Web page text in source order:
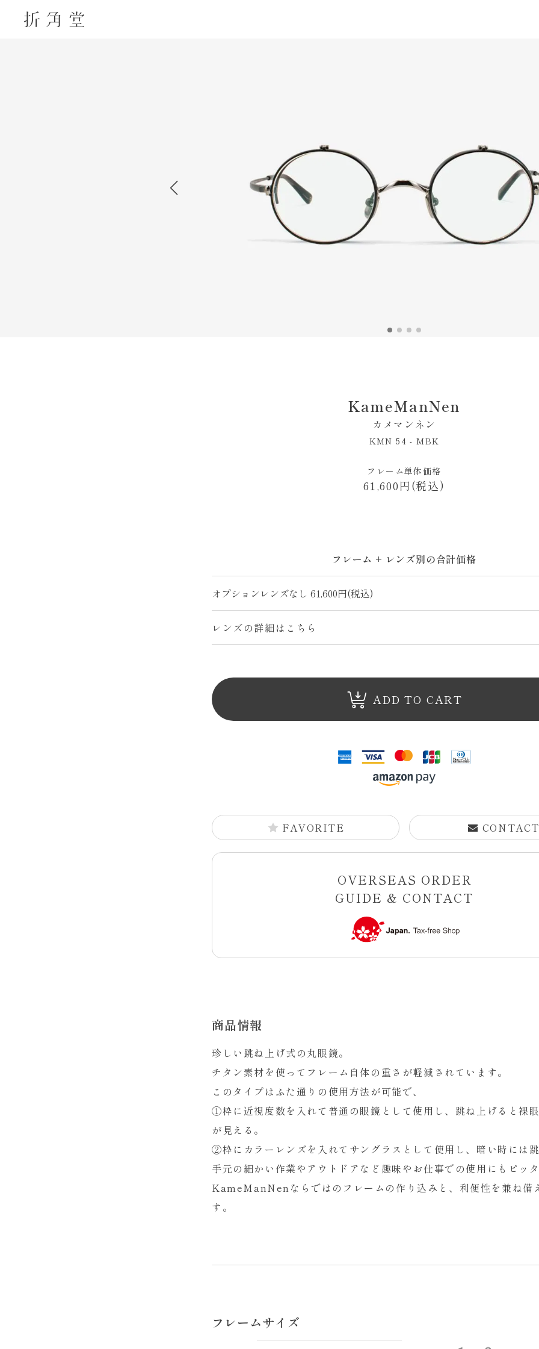
KameManNen
カメマンネン
KMN 54 - MBK
フレーム単体価格
61,600円(税込)
フレーム + レンズ別の合計価格
レンズの詳細はこちら
ADD TO CART
FAVORITE CONTACT
OVERSEAS ORDER
GUIDE & CONTACT
商品情報
珍しい跳ね上げ式の丸眼鏡。
チタン素材を使ってフレーム自体の重さが軽減されています。
このタイプはふた通りの使用方法が可能で、
①枠に近視度数を入れて普通の眼鏡として使用し、跳ね上げると裸
が見える。
②枠にカラーレンズを入れてサングラスとして使用し、暗い時には
手元の細かい作業やアウトドアなど趣味やお仕事での使用にもピッ
KameManNenならではのフレームの作り込みと、利便性を兼ね備
す。
フレームサイズ